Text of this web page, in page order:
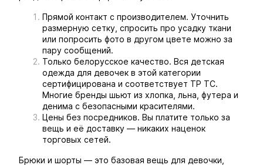
Прямой контакт с производителем. Уточнить
размерную сетку, спросить про усадку ткани
или попросить фото в другом цвете можно за
пару сообщений.
Только белорусское качество. Вся детская
одежда для девочек в этой категории
сертифицирована и соответствует ТР ТС.
Многие бренды шьют из хлопка, льна, футера и
денима с безопасными красителями.
Цены без посредников. Вы платите только за
вещь и её доставку — никаких наценок
торговых сетей.
Брюки и шорты — это базовая вещь для девочки,